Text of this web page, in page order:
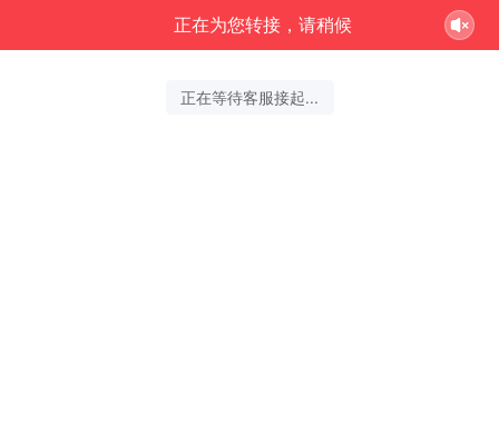
正在为您转接，请稍候
正在等待客服接起...